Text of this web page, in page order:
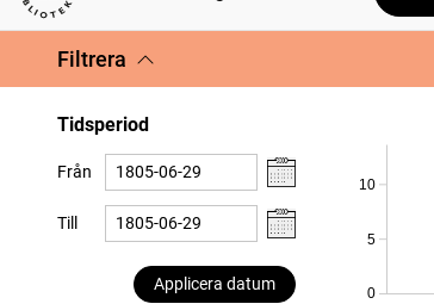
Filtrera
Tidsperiod
Från
Till
Applicera datum
0
5
10